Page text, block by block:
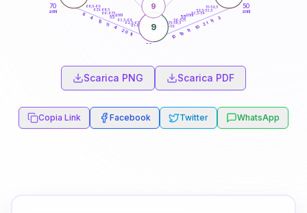
50
anni
60
70
anni
51-52,5
52,5-53,5
53,5-54
56-57,5
57,5-58,5
58,5-59
61-62,5
62,5-63,5
63,5-64
66-67,5
67,5-68,5
68,5-69
3
11
21
10
11
19
10
11
20
4
11
15
4
6
9
9
55anni
65anni
Scarica PNG Scarica PDF
Copia Link Facebook Twitter WhatsApp